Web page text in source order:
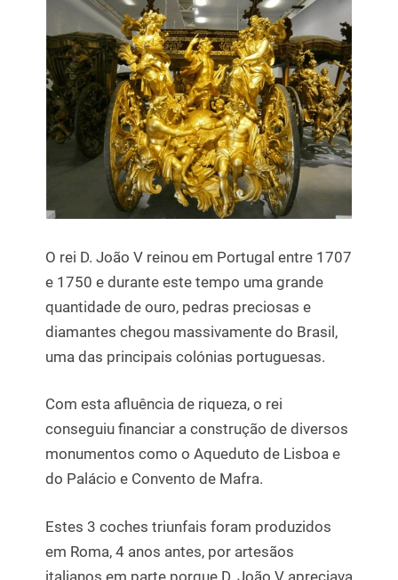
O rei D. João V reinou em Portugal entre 1707
e 1750 e durante este tempo uma grande
quantidade de ouro, pedras preciosas e
diamantes chegou massivamente do Brasil,
uma das principais colónias portuguesas.
Com esta afluência de riqueza, o rei
conseguiu financiar a construção de diversos
monumentos como o Aqueduto de Lisboa e
do Palácio e Convento de Mafra.
Estes 3 coches triunfais foram produzidos
em Roma, 4 anos antes, por artesãos
italianos em parte porque D. João V apreciava